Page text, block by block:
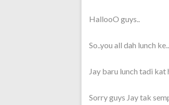
HallooO guys..
So..you all dah lunch
Jay baru lunch tadi
Sorry guys Jay tak